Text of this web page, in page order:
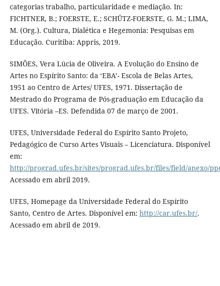
categorias trabalho, particularidade e mediação. In:
FICHTNER, B.; FOERSTE, E.; SCHÜTZ-FOERSTE, G. M.; LIMA,
M. (Org.). Cultura, Dialética e Hegemonia: Pesquisas em
Educação. Curitiba: Appris, 2019.
SIMÕES, Vera Lúcia de Oliveira. A Evolução do Ensino de
Artes no Espírito Santo: da ‘EBA’- Escola de Belas Artes,
1951 ao Centro de Artes/ UFES, 1971. Dissertação de
Mestrado do Programa de Pós-graduação em Educação da
UFES. Vitória –ES. Defendida 07 de março de 2001.
UFES, Universidade Federal do Espírito Santo Projeto,
Pedagógico de Curso Artes Visuais – Licenciatura. Disponível
em:
http://prograd.ufes.br/sites/prograd.ufes.br/files/field/anexo/
Acessado em abril 2019.
UFES, Homepage da Universidade Federal do Espírito
Santo, Centro de Artes. Disponível em: http://car.ufes.br/.
Acessado em abril de 2019.